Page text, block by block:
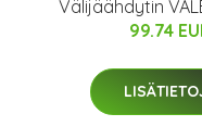
Välijäähdytin
99.74